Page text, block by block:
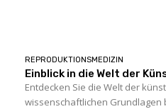
REPRODUKTIONSMEDIZIN
Einblick in die Welt der
Entdecken Sie die Welt der
wissenschaftlichen Grundlagen